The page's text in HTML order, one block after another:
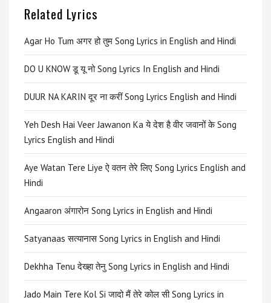
Related Lyrics
Agar Ho Tum अगर हो तुम Song Lyrics in English and Hindi
DO U KNOW डू यू नो Song Lyrics In English and Hindi
DUUR NA KARIN दूर ना करीं Song Lyrics English and Hindi
Yeh Desh Hai Veer Jawanon Ka ये देश है वीर जवानों के Song
Lyrics English and Hindi
Aye Watan Tere Liye ऐ वतन तेरे लिए Song Lyrics English and
Hindi
Angaaron अंगारोन Song Lyrics in English and Hindi
Satyanaas सत्यानास Song Lyrics in English and Hindi
Dekhha Tenu देख्हा तेनु Song Lyrics in English and Hindi
Jado Main Tere Kol Si जादो मैं तेरे कोल सी Song Lyrics in